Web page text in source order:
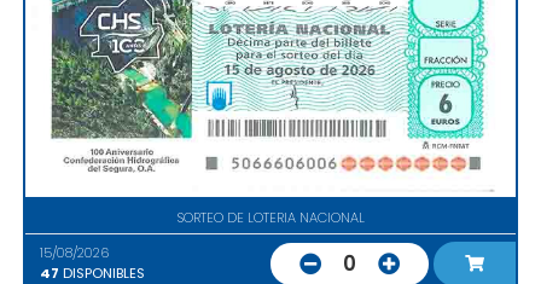
SORTEO DE LOTERIA NACIONAL
15/08/2026
47 DISPONIBLES 0